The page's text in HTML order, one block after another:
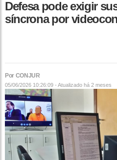
Defesa pode exigir
síncrona por
Por CONJUR
05/06/2026 10:26:09 - Atualizado há 2 meses